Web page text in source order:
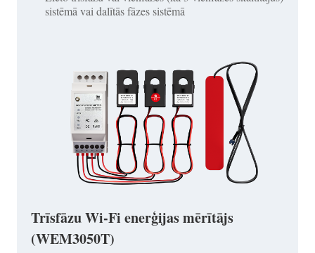
sistēmā vai dalītās fāzes sistēmā
Trīsfāzu Wi-Fi enerģijas mērītājs
(WEM3050T)